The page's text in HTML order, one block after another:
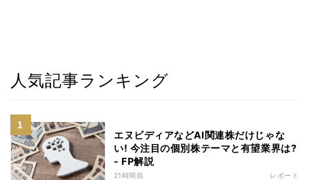
人気記事ランキング
エヌビディアなどAI関連株だけじゃな
い! 今注目の個別株テーマと有望業界は?
- FP解説
21時間前 レポート